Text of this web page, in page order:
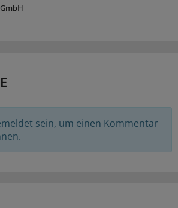
sein, um einen Kommentar